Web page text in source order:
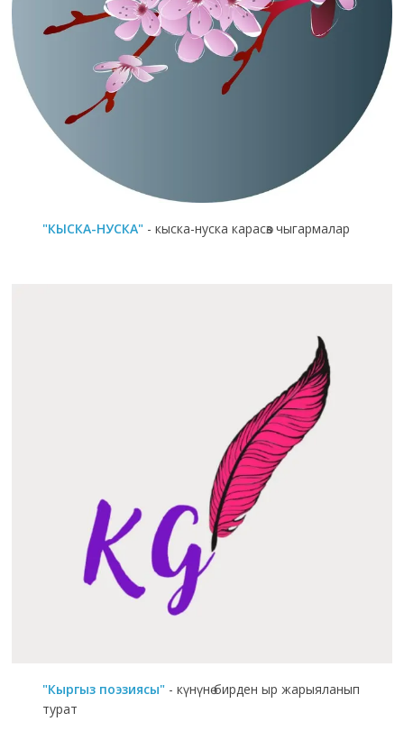
"КЫСКА-НУСКА" - кыска-нуска карасөз чыгармалар
"Кыргыз поэзиясы" - күнүнө бирден ыр жарыяланып
турат